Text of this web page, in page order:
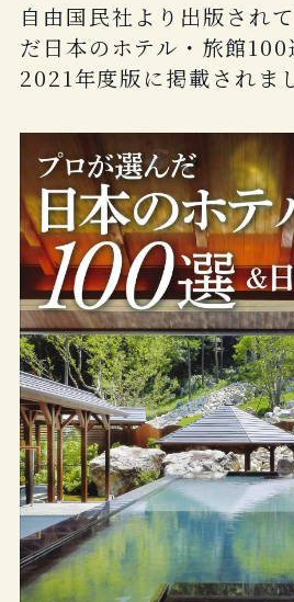
自由国民社より出版され
だ日本のホテル・旅館
2021年度版に掲載されま